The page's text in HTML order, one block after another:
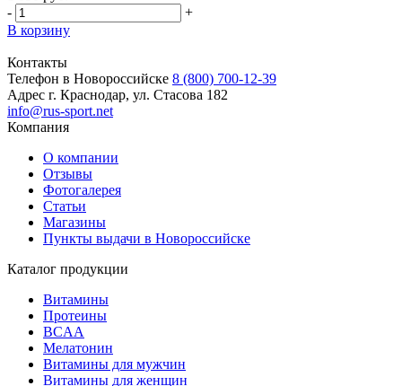
-
+
В корзину
Контакты
Телефон в Новороссийске 8 (800) 700-12-39
Адрес г. Краснодар, ул. Стасова 182
info@rus-sport.net
Компания
О компании
Отзывы
Фотогалерея
Статьи
Магазины
Пункты выдачи в Новороссийске
Каталог продукции
Витамины
Протеины
BCAA
Мелатонин
Витамины для мужчин
Витамины для женщин